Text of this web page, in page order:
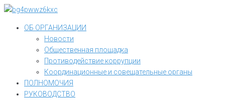
Перейти
контентуОБ ОРГАНИЗАЦИИ
Новости
Общественная площадка
Противодействие коррупции
Координационные и совещательные органы
ПОЛНОМОЧИЯ
РУКОВОДСТВО